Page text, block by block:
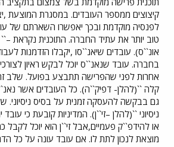
קיצוצים ממספר העובדים. במסגרת המוצעת
לפנסיה מוקדמת ובכך יאפשרו השארתם של
טוב יותר את עתיד החברה. התוכנית נקראת –``
אונ``ס). עובדים שיאנ``סו ,יקבלו הזדמנות
בחברה. עובד שנאנ``ס יוכל לבקש ראיון
אחרות לפני שהפרישה תתבצע בפועל. שלב
קלה ``(להלן- דפיק``ה). כל העובדים אשר
גם בבקשה להעסקה זמנית על בסיס ניסיוני.
ניסיוני ``(להלן –זי``ן). המדיניות קובעת כי
או להידפ``ק פעמיים,אבל זי``ן הוא יוכל
מוצאת לנכון לתת לו. אם עובד עונה על כל